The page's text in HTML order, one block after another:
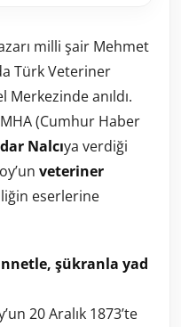
milli şair Mehmet
Türk Veteriner
Merkezinde anıldı.
(Cumhur Haber
Nalcıya verdiği
veteriner
eserlerine
şükranla yad
20 Aralık 1873’te